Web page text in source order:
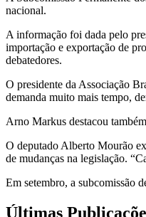
nacional.
A informação foi dada pelo
importação e exportação de
debatedores.
O presidente da Associação
demanda muito mais tempo,
Arno Markus destacou
O deputado Alberto Mourão
de mudanças na legislação.
Em setembro, a subcomissão
Últimas